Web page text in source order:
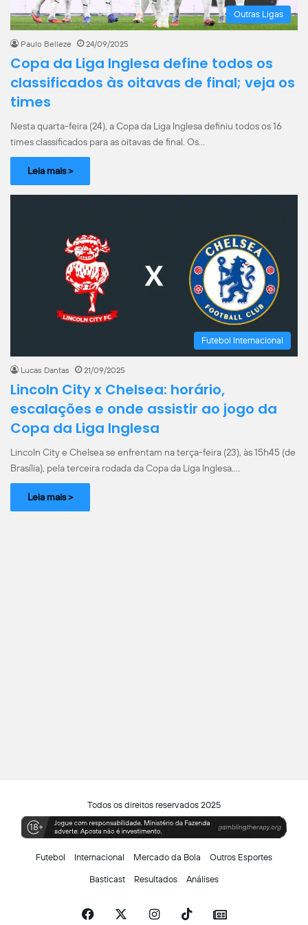
Outras Ligas
Paulo Belleze 24/09/2025
Copa da Liga Inglesa define todos os
classificados às oitavas de final; veja os
times
Nesta quarta-feira (24), a Copa da Liga Inglesa definiu todos os 16
times classificados para as oitavas de final. Os…
Leia mais >
Futebol Internacional
Lucas Dantas 21/09/2025
Lincoln City x Chelsea: horário,
escalações e onde assistir ao jogo da
Copa da Liga Inglesa
Lincoln City e Chelsea se enfrentam na terça-feira (23), às 15h45 (de
Brasília), pela terceira rodada da Copa da Liga Inglesa.…
Leia mais >
Todos os direitos reservados 2025
Futebol Internacional Mercado da Bola Outros Esportes
Basticast Resultados Análises
Facebook InstagramTikTokSiga-